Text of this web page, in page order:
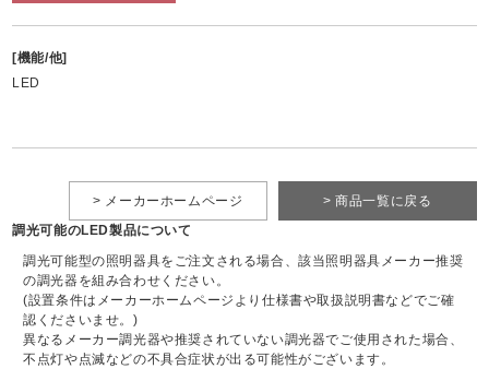
[機能/他]
LED
> 商品一覧に戻る
> メーカーホームページ
調光可能のLED製品について
調光可能型の照明器具をご注文される場合、該当照明器具メーカー推奨
の調光器を組み合わせください。
(設置条件はメーカーホームページより仕様書や取扱説明書などでご確
認くださいませ。)
異なるメーカー調光器や推奨されていない調光器でご使用された場合、
不点灯や点滅などの不具合症状が出る可能性がございます。